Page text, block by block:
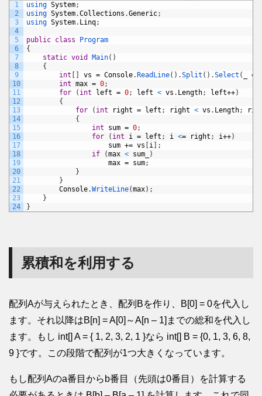
1
2
3
4
5
6
7
8
9
10
11
12
13
14
15
16
17
18
19
20
21
22
23
24
using System;
using System.Collections .Generic;
using System. Linq;
public class
Program
{
static void Main( )
{
int
vs = Console. ReadLine( ) .Split ( ) .Select ( =
int max = 0;
for
( int left = 0; left < vs . Length; left++)
{
for
( int right = left ; right < vs . Length;
{
int
sum = 0;
for
( int i = left ; i <= right ; i++)
sum += vs i
;
if
(max < sum_
)
max = sum;
}
}
Console.WriteLine(max) ;
}
}
累積和を利用する
配列Aが与えられたとき、配列Bを作り、B[0] = 0を代入し
ます。それ以降はB[n] = A[0]～A[n – 1]までの総和を代入し
ます。もし int[] A = { 1, 2, 3, 2, 1 }なら int[] B = {0, 1, 3, 6, 8,
9 }です。この段階で配列が1つ大きくなっています。
もし配列Aのa番目からb番目（先頭は0番目）を計算する